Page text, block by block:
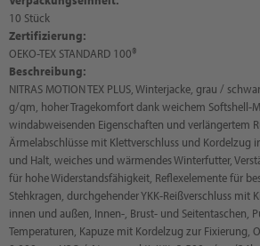
10 Stück
Zertifizierung:
OEKO-TEX STANDARD 100®
Beschreibung:
NITRAS MOTION TEX PLUS, Winterjacke, grau /
g/qm, hoher Tragekomfort dank weichem Softshell-
windabweisenden Eigenschaften und verlängertem
Ärmelabschlüsse mit Klettverschluss und Kordelzug
und Halt, weiches und wärmendes Winterfutter,
für hohe Widerstandsfähigkeit, Reflexelemente für
Stehkragen, durchgehender YKK-Reißverschluss mit
innen und außen, Innen-, Brust- und Seitentaschen,
Temperaturen, Kapuze mit Kordelzug zur Fixierung,